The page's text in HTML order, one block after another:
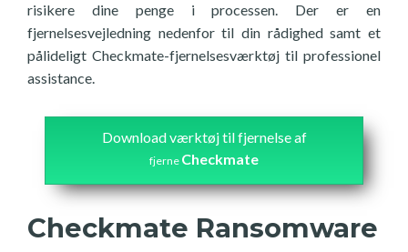
risikere dine penge i processen. Der er en
fjernelsesvejledning nedenfor til din rådighed samt et
pålideligt Checkmate-fjernelsesværktøj til professionel
assistance.
Download værktøj til fjernelse af
fjerne Checkmate
Checkmate Ransomware